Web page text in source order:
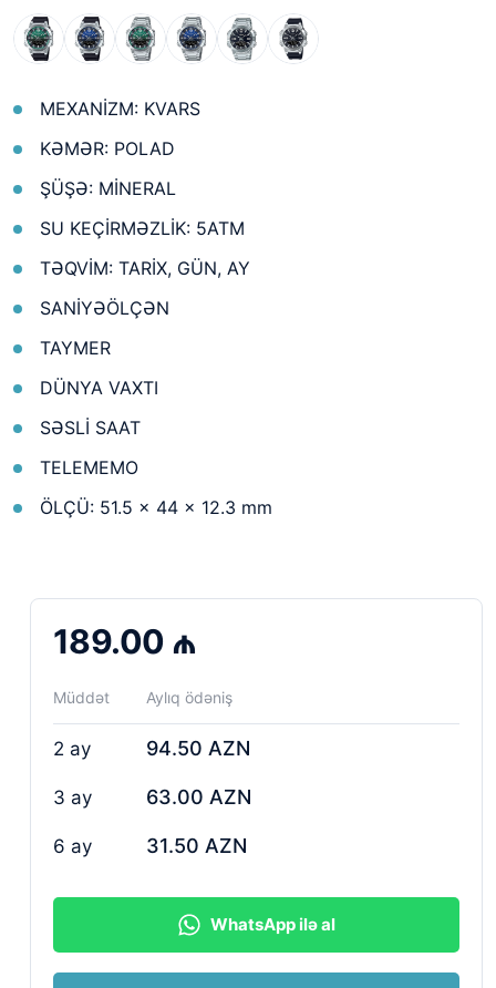
MEXANİZM: KVARS
KƏMƏR: POLAD
ŞÜŞƏ: MİNERAL
SU KEÇİRMƏZLİK: 5ATM
TƏQVİM: TARİX, GÜN, AY
SANİYƏÖLÇƏN
TAYMER
DÜNYA VAXTI
SƏSLİ SAAT
TELEMEMO
ÖLÇÜ: 51.5 × 44 × 12.3 mm
189.00 ₼
Müddət Aylıq ödəniş
2 ay 94.50 AZN
3 ay 63.00 AZN
6 ay 31.50 AZN
WhatsApp ilə al